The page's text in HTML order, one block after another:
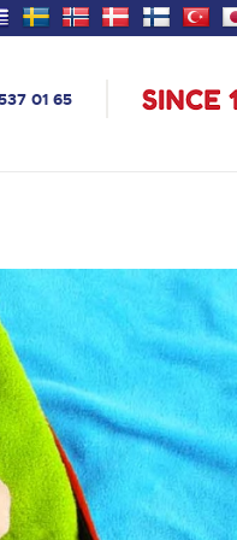
01 65